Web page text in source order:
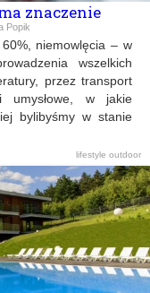
znaczenie
Popik
60%, niemowlęcia – w
wszelkich
przez transport
umysłowe, w jakie
bylibyśmy w stanie
lifestyle outdoor